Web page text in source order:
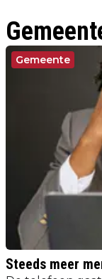
Gemeente
Steeds meer